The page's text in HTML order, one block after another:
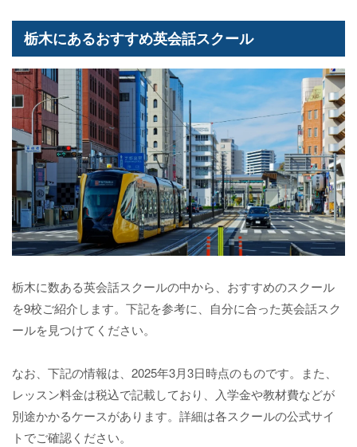
栃木にあるおすすめ英会話スクール
栃木に数ある英会話スクールの中から、おすすめのスクール
を9校ご紹介します。下記を参考に、自分に合った英会話スク
ールを見つけてください。
なお、下記の情報は、2025年3月3日時点のものです。また、
レッスン料金は税込で記載しており、入学金や教材費などが
別途かかるケースがあります。詳細は各スクールの公式サイ
トでご確認ください。